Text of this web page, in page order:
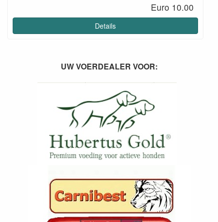
Euro 10.00
Details
UW VOERDEALER VOOR: